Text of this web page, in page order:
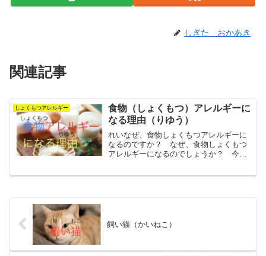
しぎた おかあき
関連記事
しょくもつアレルギー
食物（しょくもつ）アレルギーに
なる理由（りゆう）
れいなぜ、食物しょくもつアレルギーに
なるのですか？ なぜ、食物しょくもつ
アレルギーになるのでしょうか？ 今回
飼い猫（かいねこ）